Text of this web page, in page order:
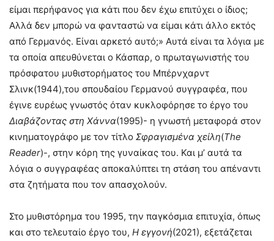
είμαι περήφανος για κάτι που δεν έχω επιτύχει ο ίδιος;
Αλλά δεν μπορώ να φανταστώ να είμαι κάτι άλλο εκτός
από Γερμανός. Είναι αρκετό αυτό;» Αυτά είναι τα λόγια με
τα οποία απευθύνεται ο Κάσπαρ, ο πρωταγωνιστής του
πρόσφατου μυθιστορήματος του Μπέρνχαρντ
Σλινκ(1944),του σπουδαίου Γερμανού συγγραφέα, που
έγινε ευρέως γνωστός όταν κυκλοφόρησε το έργο του
Διαβάζοντας στη Χάννα(1995)- η γνωστή μεταφορά στον
κινηματογράφο με τον τίτλο Σφραγισμένα χείλη(The
Reader)-, στην κόρη της γυναίκας του. Και μ’ αυτά τα
λόγια ο συγγραφέας αποκαλύπτει τη στάση του απέναντι
στα ζητήματα που τον απασχολούν.
Στο μυθιστόρημα του 1995, την παγκόσμια επιτυχία, όπως
και στο τελευταίο έργο του, Η εγγονή(2021), εξετάζεται